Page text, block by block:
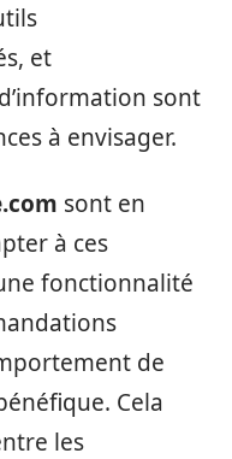
et
sont
à envisager.
sont en
à ces
fonctionnalité
de
Cela
les